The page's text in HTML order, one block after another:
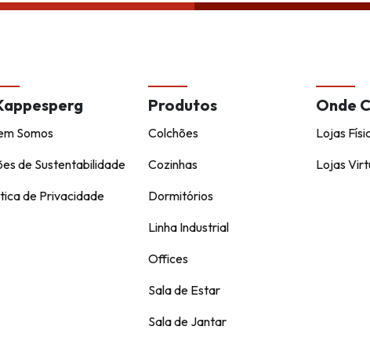
Somos
de Sustentabilidade
de Privacidade
Produtos
Colchões
Cozinhas
Dormitórios
Linha Industrial
Offices
Sala de Estar
Sala de Jantar
Onde
Lojas
Lojas